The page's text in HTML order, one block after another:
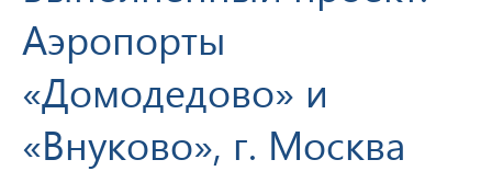
Аэропорты
«Домодедово» и
«Внуково», г. Москва